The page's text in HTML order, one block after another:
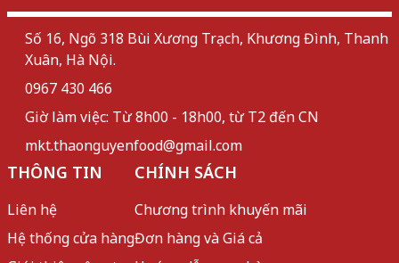
Số 16, Ngõ 318 Bùi Xương Trạch, Khương Đình, Thanh
Xuân, Hà Nội.
0967 430 466
Giờ làm việc: Từ 8h00 - 18h00, từ T2 đến CN
mkt.thaonguyenfood@gmail.com
THÔNG TIN
Liên hệ
Hệ thống cửa hàng
CHÍNH SÁCH
Chương trình khuyến mãi
Đơn hàng và Giá cả